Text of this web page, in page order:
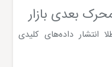
بعدی بازار
انتشار داده‌های کلیدی